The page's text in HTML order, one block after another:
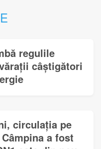
regulile
câștigători
circulația pe
a fost